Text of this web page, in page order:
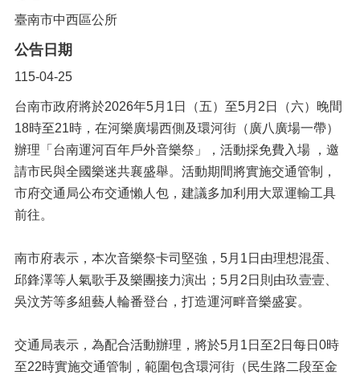
臺南市中西區公所
公告日期
115-04-25
台南市政府將於2026年5月1日（五）至5月2日（六）晚間
18時至21時，在河樂廣場西側及環河街（廣八廣場一帶）
辦理「台南運河百年戶外音樂祭」，活動採免費入場 ，邀
請市民與全國樂迷共襄盛舉。活動期間將實施交通管制，
市府交通局公布交通懶人包，建議多加利用大眾運輸工具
前往。
南市府表示，本次音樂祭卡司堅強，5月1日由理想混蛋、
邱鋒澤等人氣歌手及樂團接力演出；5月2日則由玖壹壹、
吳汶芳等多組藝人輪番登台，打造運河畔音樂盛宴。
交通局表示，為配合活動辦理，將於5月1日至2日每日0時
至22時實施交通管制，範圍包含環河街（民生路二段至金